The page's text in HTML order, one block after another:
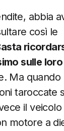
abbia
così le
sulle loro
Ma quando
taroccate
il veicolo
motore a